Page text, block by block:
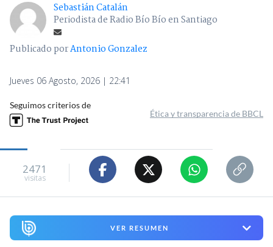
Sebastián Catalán
Periodista de Radio Bío Bío en Santiago
Publicado porAntonio Gonzalez
Jueves 06 Agosto, 2026 | 22:41
Seguimos criterios de
Ética y transparencia de BBCL
2471
visitas
VER RESUMEN